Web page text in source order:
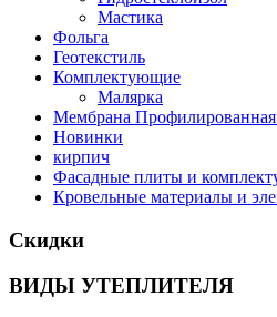
Мастика
Фольга
Геотекстиль
Комплектующие
Малярка
Мембрана
Новинки
кирпич
Фасадные плиты и
Кровельные материалы и
Скидки
ВИДЫ УТЕПЛИТЕЛЯ